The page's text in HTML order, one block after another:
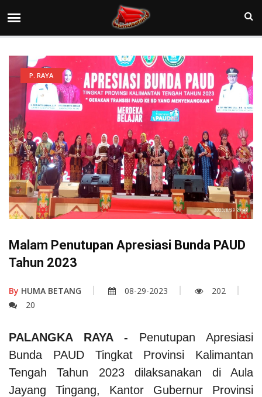
P. RAYA
Malam Penutupan Apresiasi Bunda PAUD
Tahun 2023
By HUMA BETANG 08-29-2023
202
20
PALANGKA RAYA - Penutupan Apresiasi
Bunda PAUD Tingkat Provinsi Kalimantan
Tengah Tahun 2023 dilaksanakan di Aula
Jayang Tingang, Kantor Gubernur Provinsi